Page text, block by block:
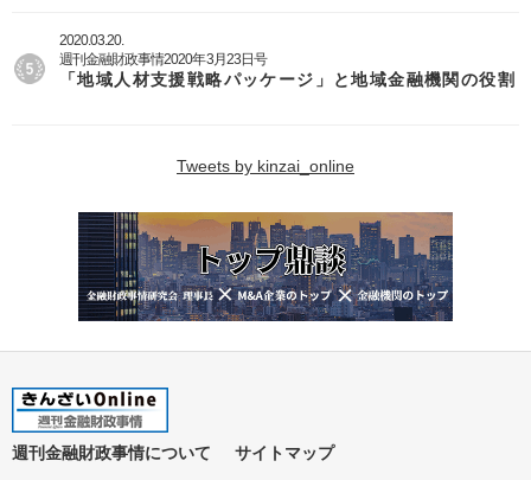
2020.03.20.
週刊金融財政事情2020年3月23日号
「地域人材支援戦略パッケージ」と地域金融機関の役割
Tweets by kinzai_online
週刊金融財政事情について サイトマップ